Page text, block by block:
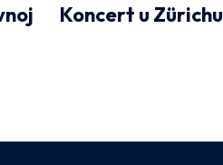
Koncert u Zürichu